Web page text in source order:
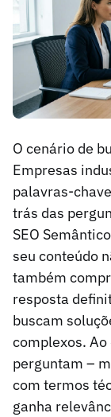
O cenário de
Empresas
palavras-
trás das
SEO
seu conteúdo
também
resposta
buscam
complexos.
perguntam –
com termos
ganha